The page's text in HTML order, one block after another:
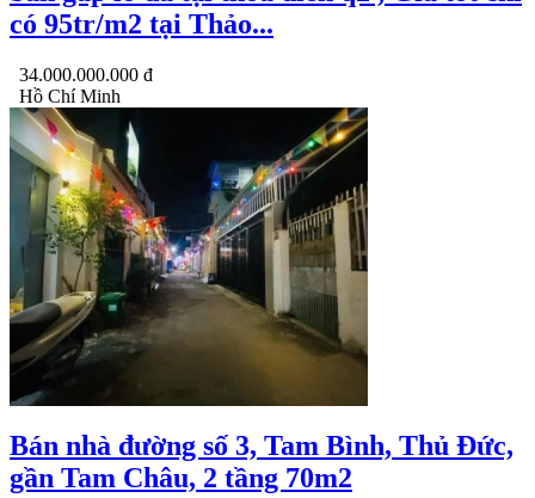
có 95tr/m2 tại Thảo...
34.000.000.000 đ
Hồ Chí Minh
Bán nhà đường số 3, Tam Bình, Thủ Đức,
gần Tam Châu, 2 tầng 70m2